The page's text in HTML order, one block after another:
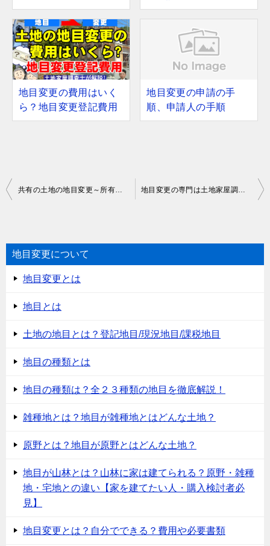
地目変更の費用はいく
ら？地目変更登記費用
地目変更の申請の手
順、申請人の手順
投
ビ
ゲ
ー
シ
共有の土地の地目変更～所有者が複数の土地 地目変更の専門は土地家屋調査士
地目変更について
地目変更とは
地目とは
土地の地目とは？登記地目/現況地目/課税地目
地目の種類とは
地目の種類は？全２３種類の地目を徹底解説！
雑種地とは？地目が雑種地とはどんな土地？
原野とは？地目が原野とはどんな土地？
地目が山林とは？山林に家は建てられる？原野・雑種
地・宅地との違い【家を建てたい人・購入検討者必
見】
地目変更とは？自分でできる？費用や必要書類